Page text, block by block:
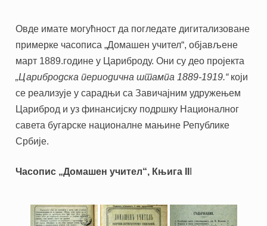
Овде имате могућност да погледате дигитализоване
примерке часописа „Домашен учител“, објављене
март 1889.године у Цариброду. Они су део пројекта
„Царибродска периодична штампа 1889-1919.“који
се реализује у сарадњи са Завичајним удружењем
Цариброд и уз финансијску подршку Националног
савета бугарске националне мањине Републике
Србије.
Часопис „Домашен учител“, Књига II